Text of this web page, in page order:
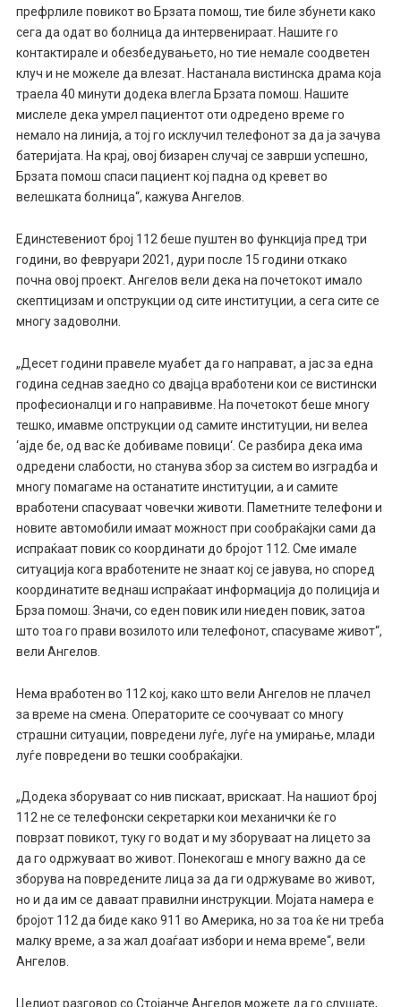
префрлиле повикот во Брзата помош, тие биле збунети како
сега да одат во болница да интервенираат. Нашите го
контактирале и обезбедувањето, но тие немале соодветен
клуч и не можеле да влезат. Настанала вистинска драма која
траела 40 минути додека влегла Брзата помош. Нашите
мислеле дека умрел пациентот оти одредено време го
немало на линија, а тој го исклучил телефонот за да ја зачува
батеријата. На крај, овој бизарен случај се заврши успешно,
Брзата помош спаси пациент кој падна од кревет во
велешката болница“, кажува Ангелов.
Единстевениот број 112 беше пуштен во функција пред три
години, во февруари 2021, дури после 15 години откако
почна овој проект. Ангелов вели дека на почетокот имало
скептицизам и опструкции од сите институции, а сега сите се
многу задоволни.
„Десет години правеле муабет да го направат, а јас за една
година седнав заедно со двајца вработени кои се вистински
професионалци и го направивме. На почетокот беше многу
тешко, имавме опструкции од самите институции, ни велеа
‘ајде бе, од вас ќе добиваме повици‘. Се разбира дека има
одредени слабости, но станува збор за систем во изградба и
многу помагаме на останатите институции, а и самите
вработени спасуваат човечки животи. Паметните телефони и
новите автомобили имаат можност при сообраќајки сами да
испраќаат повик со координати до бројот 112. Сме имале
ситуација кога вработените не знаат кој се јавува, но според
координатите веднаш испраќаат информација до полиција и
Брза помош. Значи, со еден повик или ниеден повик, затоа
што тоа го прави возилото или телефонот, спасуваме живот“,
вели Ангелов.
Нема вработен во 112 кој, како што вели Ангелов не плачел
за време на смена. Операторите се соочуваат со многу
страшни ситуации, повредени луѓе, луѓе на умирање, млади
луѓе повредени во тешки сообраќајки.
„Додека зборуваат со нив пискаат, врискаат. На нашиот број
112 не се телефонски секретарки кои механички ќе го
поврзат повикот, туку го водат и му зборуваат на лицето за
да го одржуваат во живот. Понекогаш е многу важно да се
зборува на повредените лица за да ги одржуваме во живот,
но и да им се даваат правилни инструкции. Мојата намера е
бројот 112 да биде како 911 во Америка, но за тоа ќе ни треба
малку време, а за жал доаѓаат избори и нема време“, вели
Ангелов.
Целиот разговор со Стојанче Ангелов можете да го слушате,